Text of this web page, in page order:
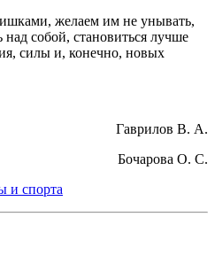
желаем им не унывать,
над собой, становиться лучше
силы и, конечно, новых
Гаврилов В. А.
Бочарова О. С.
и спорта